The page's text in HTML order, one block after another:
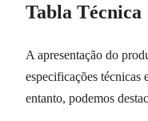
Tabla Técnica
A apresentação do
especificações técnicas
entanto, podemos